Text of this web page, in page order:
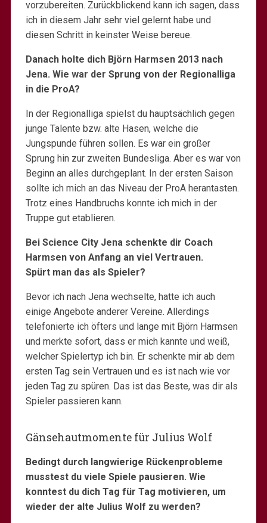
vorzubereiten. Zurückblickend kann ich sagen, dass
ich in diesem Jahr sehr viel gelernt habe und
diesen Schritt in keinster Weise bereue.
Danach holte dich Björn Harmsen 2013 nach
Jena. Wie war der Sprung von der Regionalliga
in die ProA?
In der Regionalliga spielst du hauptsächlich gegen
junge Talente bzw. alte Hasen, welche die
Jungspunde führen sollen. Es war ein großer
Sprung hin zur zweiten Bundesliga. Aber es war von
Beginn an alles durchgeplant. In der ersten Saison
sollte ich mich an das Niveau der ProA herantasten.
Trotz eines Handbruchs konnte ich mich in der
Truppe gut etablieren.
Bei Science City Jena schenkte dir Coach
Harmsen von Anfang an viel Vertrauen.
Spürt man das als Spieler?
Bevor ich nach Jena wechselte, hatte ich auch
einige Angebote anderer Vereine. Allerdings
telefonierte ich öfters und lange mit Björn Harmsen
und merkte sofort, dass er mich kannte und weiß,
welcher Spielertyp ich bin. Er schenkte mir ab dem
ersten Tag sein Vertrauen und es ist nach wie vor
jeden Tag zu spüren. Das ist das Beste, was dir als
Spieler passieren kann.
Gänsehautmomente für Julius Wolf
Bedingt durch langwierige Rückenprobleme
musstest du viele Spiele pausieren. Wie
konntest du dich Tag für Tag motivieren, um
wieder der alte Julius Wolf zu werden?